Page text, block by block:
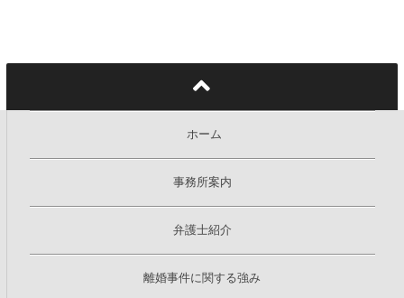
ホーム
事務所案内
弁護士紹介
離婚事件に関する強み